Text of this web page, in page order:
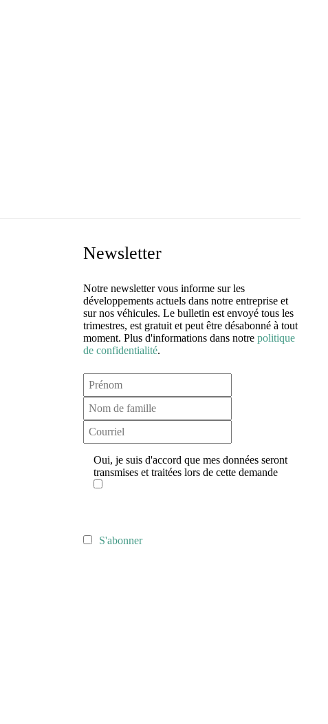
Newsletter
Notre newsletter vous informe sur les
développements actuels dans notre entreprise et
sur nos véhicules. Le bulletin est envoyé tous les
trimestres, est gratuit et peut être désabonné à tout
moment. Plus d'informations dans notre politique
de confidentialité.
Oui, je suis d'accord que mes données seront
transmises et traitées lors de cette demande
S'abonner